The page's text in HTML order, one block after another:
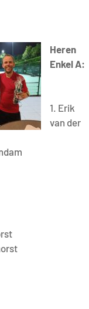
Heren
Enkel A:
1. Erik
van der
A: